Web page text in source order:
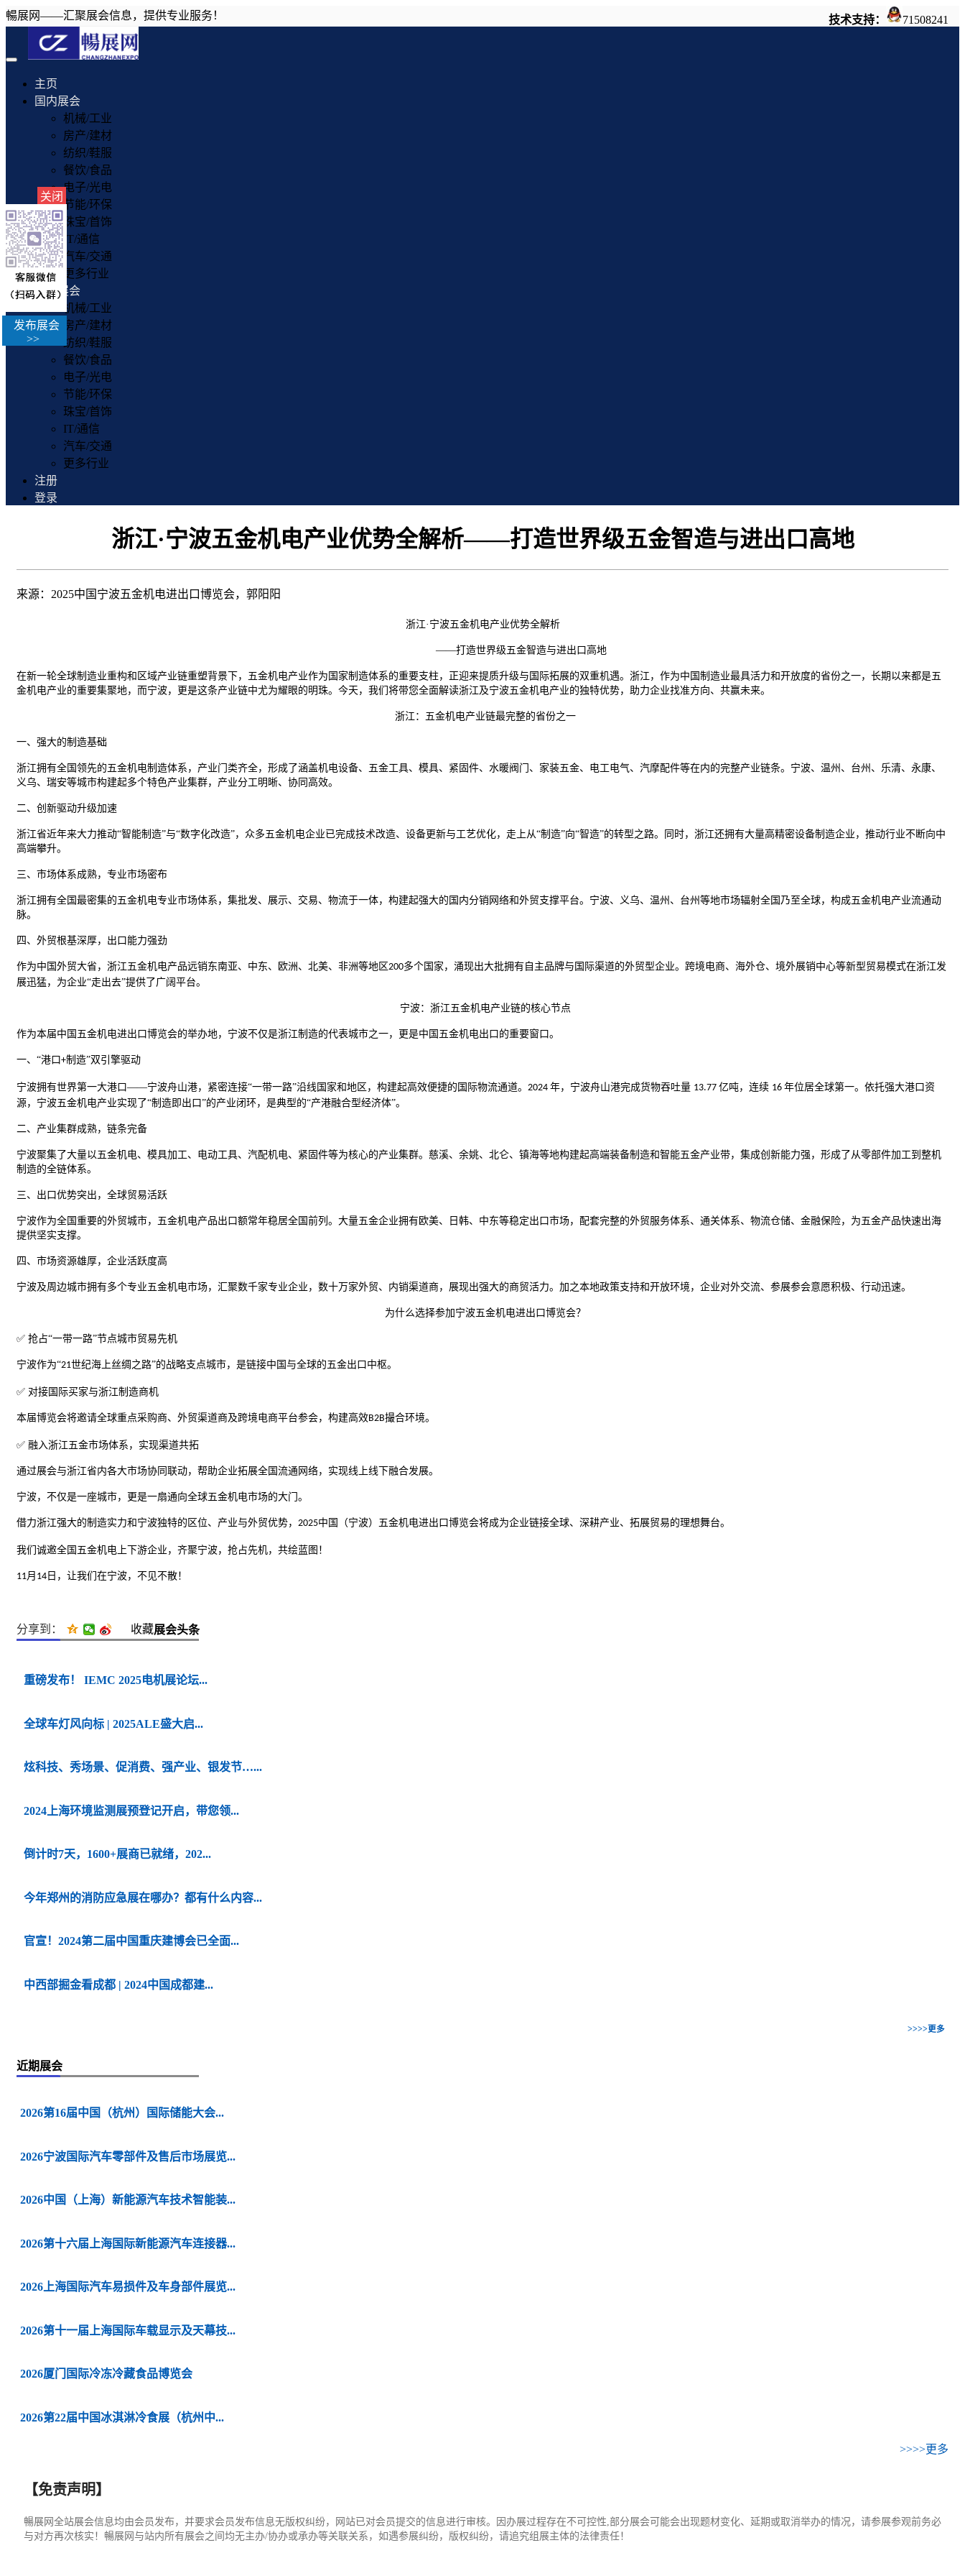
暢展网——汇聚展会信息，提供专业服务！ 技术支持： 71508241
Toggle
navigation
主页
国内展会
机械/工业
房产/建材
纺织/鞋服
餐饮/食品
电子/光电
节能/环保
珠宝/首饰
IT/通信
汽车/交通
更多行业
国外展会
机械/工业
房产/建材
纺织/鞋服
餐饮/食品
电子/光电
节能/环保
珠宝/首饰
IT/通信
汽车/交通
更多行业
注册
登录
浙江·宁波五金机电产业优势全解析——打造世界级五金智造与进出口高地
来源：2025中国宁波五金机电进出口博览会，郭阳阳
浙江·宁波五金机电产业优势全解析
——打造世界级五金智造与进出口高地
在新一轮全球制造业重构和区域产业链重塑背景下，五金机电产业作为国家制造体系的重要支柱，正迎来提质升级与国际拓展的双重机遇。浙江，作为中国 制造业最具活力和开放度的省份之一，长期以来都是五
金机电产业的重要集聚地，而宁波，更是这条产业链中尤为耀眼的明珠。今天，我们将带您全面解读浙江及宁波五金机电产业的独特优势，助力企业找准方向、共赢未来。
浙江：五金机电产业链最完整的省份之一
一、强大的制造基础
浙江拥有全国领先的五金机电制造体系，产业门类齐全，形成了涵盖机电设备、 五金工具、 模具、 紧固件、水暖阀门 、家装五金、电工电气、汽摩配件等在内的完整产业链条。宁波、温州、台州、乐清、永康、
义乌、瑞安等城市构建起多个特色产业集群，产业分工明晰、协同高效。
二 、创新驱动升级加速
浙江省近年来大力推动“智能制造”与“数字化改造”，众多五金机电企业已完成技术改造、设备更新与工艺优化，走上从“制造”向“智造”的转型之路。同时，浙江还拥有大量高精密设备制造企业，推动行业不断向中
高端攀升。
三、市场体系成熟，专业市场密布
浙江拥有全国最密集的五金机电专业市场体系，集批发、展示、交易、 物流于一体，构建起强大的国内分销网络和外贸支撑平台。宁波、义乌、温州、台州等地市场辐射全国乃至全球，构成五金机电产业流通动
脉。
四 、外贸根基深厚，出口能力强劲
作为中国外贸大省，浙江五金机电产品远销东南亚、中东、欧洲、北美、 非洲等地区200多个国家，涌现出大批拥有自主品牌与国际渠道的外贸型企业。跨境 电商、海外仓、境外展销中心等新型贸易模式在浙江发
展迅猛，为企业“走出去”提供了广阔平台。
宁波：浙江五金机电产业链的核心节点
作为本届中国五金机电进出口博览会的举办地，宁波不仅是浙江制造的代表城市之一，更是中国五金机电出口的重要窗口。
一、 “港口+制造”双引擎驱动
宁波拥有世界第一大港口——宁波舟山港，紧密连接“一带一路”沿线国家和地区，构建起高效便捷的国际物流通道。 2024 年，宁波舟山港完成货物吞吐量 13.77 亿吨，连续 16 年位居全球第一。依托强大港口资
源，宁波五金机电产业实现了“制造即出口”的产业闭环，是典型的“产港融合型经济体”。
二 、产业集群成熟，链条完备
宁波聚集了大量以五金机电、模具加工、电动工具、 汽配机电、紧固件等为核心的产业集群。慈溪、余姚、北仑、镇海等地构建起高端装备制造和智能五金产业带，集成创新能力强，形成了从零部件加工到整机
制造的全链体系。
三、出口优势突出，全球贸易活跃
宁波作为全国重要的外贸城市，五金机电产品出口额常年稳居全国前列。大量五金企业拥有欧美、日韩、中东等稳定出口市场，配套完整的外贸服务体系、通关体系、物流仓储、金融保险，为五金产品快速出海
提供坚实支撑。
四 、市场资源雄厚，企业活跃度高
宁波及周边城市拥有多个专业五金机电市场，汇聚数千家专业企业，数十万家外贸、内销渠道商，展现出强大的商贸活力。加之本地政策支持和开放环境，企业对外交流、参展参会意愿积极、行动迅速。
为什么选择参加宁波五金机电进出口博览会？
✅ 抢占“一带一路”节点城市贸易先机
宁波作为“21世纪海上丝绸之路”的战略支点城市，是链接中国与全球的五金出口中枢。
✅ 对接国际买家与浙江制造商机
本届博览会将邀请全球重点采购商、外贸渠道商及跨境电商平台参会，构建高效B2B撮合环境。
✅ 融入浙江五金市场体系，实现渠道共拓
通过展会与浙江省内各大市场协同联动，帮助企业拓展全国流通网络，实现线上线下融合发展。
宁波，不仅是一座城市，更是一扇通向全球五金机电市场的大门。
借力浙江强大的制造实力和宁波独特的区位、产业与外贸优势， 2025中国（宁波）五金机电进出口博览会将成为企业链接全球、深耕产业、拓展贸易的理想舞台。
我们诚邀全国五金机电上下游企业，齐聚宁波，抢占先机，共绘蓝图！
11月 14 日，让我们在宁波，不见不散！
分享到： 收藏展会头条
重磅发布！ IEMC 2025电机展论坛...
全球车灯风向标 | 2025ALE盛大启...
炫科技、秀场景、促消费、强产业、银发节…...
2024上海环境监测展预登记开启，带您领...
倒计时7天，1600+展商已就绪，202...
今年郑州的消防应急展在哪办？都有什么内容...
官宣！2024第二届中国重庆建博会已全面...
中西部掘金看成都 | 2024中国成都建...
>>>>更多
近期展会
2026第16届中国（杭州）国际储能大会...
2026宁波国际汽车零部件及售后市场展览...
2026中国（上海）新能源汽车技术智能装...
2026第十六届上海国际新能源汽车连接器...
2026上海国际汽车易损件及车身部件展览...
2026第十一届上海国际车载显示及天幕技...
2026厦门国际冷冻冷藏食品博览会
2026第22届中国冰淇淋冷食展（杭州中...
>>>>更多
【免责声明】
暢展网全站展会信息均由会员发布，并要求会员发布信息无版权纠纷，网站已对会员提交的信息进行审核。因办展过程存在不可控性,部分展会可能会出现题材变化、延期或取消举办的情况，请参展参观前务必
与对方再次核实！暢展网与站内所有展会之间均无主办/协办或承办等关联关系，如遇参展纠纷，版权纠纷，请追究组展主体的法律责任！
关闭
发布展会
>>